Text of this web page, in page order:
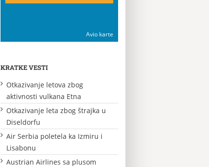
Avio karte
KRATKE VESTI
Otkazivanje letova zbog
aktivnosti vulkana Etna
Otkazivanje leta zbog štrajka u
Diseldorfu
Air Serbia poletela ka Izmiru i
Lisabonu
Austrian Airlines sa plusom